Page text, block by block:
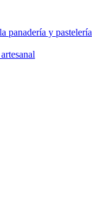
panadería y pastelería